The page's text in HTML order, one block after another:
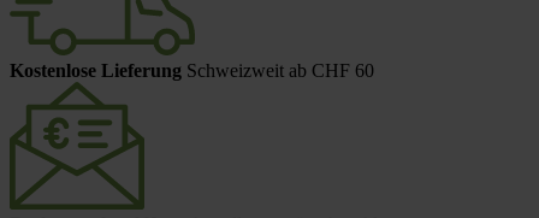
Kostenlose Lieferung Schweizweit ab CHF 60